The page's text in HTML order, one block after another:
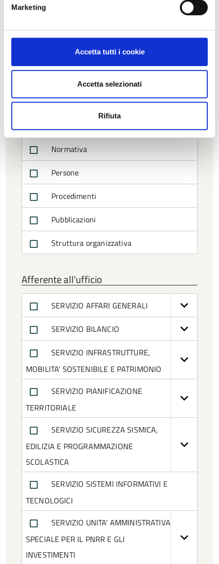
Marketing
Accetta tutti i cookie
Accetta selezionati
Rifiuta
Delibere
Modulistica
Normativa
Persone
Procedimenti
Pubblicazioni
Struttura organizzativa
Afferente all'ufficio
SERVIZIO AFFARI GENERALI
SERVIZIO BILANCIO
SERVIZIO INFRASTRUTTURE,
MOBILITA' SOSTENIBILE E PATRIMONIO
SERVIZIO PIANIFICAZIONE
TERRITORIALE
SERVIZIO SICUREZZA SISMICA,
EDILIZIA E PROGRAMMAZIONE
SCOLASTICA
SERVIZIO SISTEMI INFORMATIVI E
TECNOLOGICI
SERVIZIO UNITA' AMMINISTRATIVA
SPECIALE PER IL PNRR E GLI
INVESTIMENTI